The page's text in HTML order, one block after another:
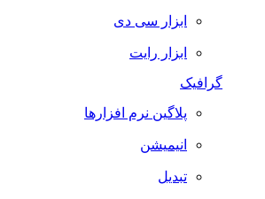
ابزار سی دی
ابزار رایت
گرافیک
پلاگین نرم افزارها
انیمیشن
تبدیل